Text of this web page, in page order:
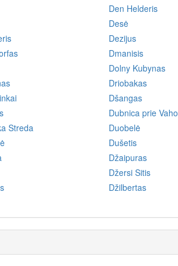
Den Helderis
Desė
Dezijus
Dmanisis
Dolny Kubynas
Driobakas
Dšangas
Dubnica prie Vaho
Streda Duobelė
Dušetis
Džaipuras
Džersi Sitis
Džilbertas